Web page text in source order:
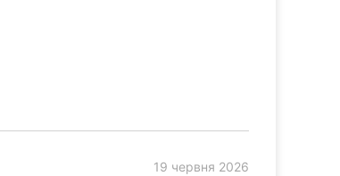
19 червня 2026